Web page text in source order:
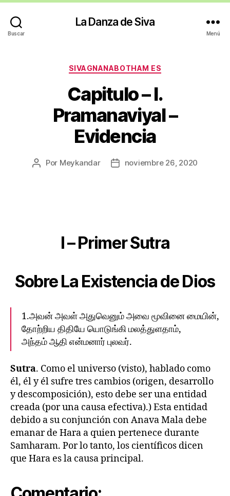
Buscar
La Danza de Siva
Menú
Categorías
SIVAGNANABOTHAM ES
Capitulo – I.
Pramanaviyal –
Evidencia
Autor
Por Meykandar
Fechanoviembre 26, 2020
I – Primer Sutra
Sobre La Existencia de Dios
1.அவன் அவள் அதுவெனும் அவை மூவினை மையின்,
தோற்றிய திதியே யொடுங்கி மலத்துளதாம்,
அந்தம் ஆதி என்மனார் புலவர்.
Sutra. Como el universo (visto), hablado como
él, él y él sufre tres cambios (origen, desarrollo
y descomposición), esto debe ser una entidad
creada (por una causa efectiva).) Esta entidad
debido a su conjunción con Anava Mala debe
emanar de Hara a quien pertenece durante
Samharam. Por lo tanto, los científicos dicen
que Hara es la causa principal.